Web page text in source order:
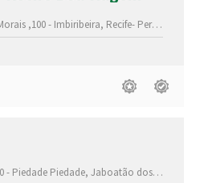
,100 - Imbiribeira, Recife- Pernambuco(PE)
- Piedade Piedade, Jaboatão dos Guararapes-